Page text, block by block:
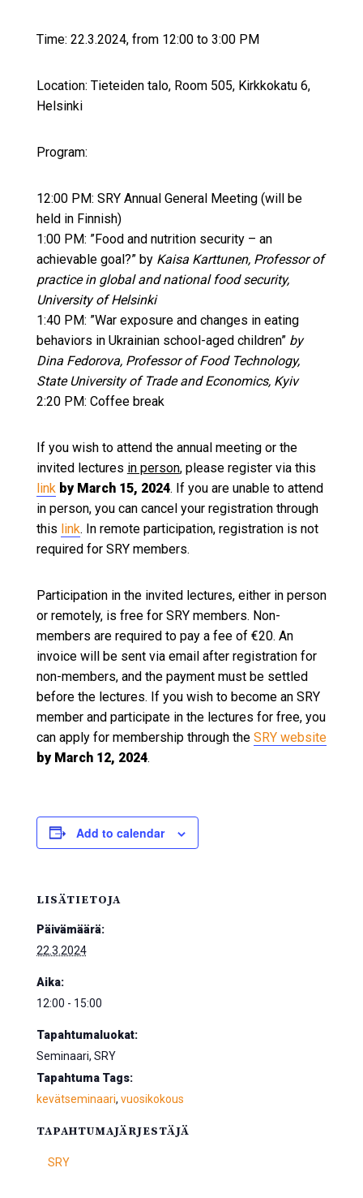
Time: 22.3.2024, from 12:00 to 3:00 PM
Location: Tieteiden talo, Room 505, Kirkkokatu 6,
Helsinki
Program:
12:00 PM: SRY Annual General Meeting (will be
held in Finnish)
1:00 PM: ”Food and nutrition security – an
achievable goal?” by Kaisa Karttunen, Professor of
practice in global and national food security,
University of Helsinki
1:40 PM: ”War exposure and changes in eating
behaviors in Ukrainian school-aged children” by
Dina Fedorova, Professor of Food Technology,
State University of Trade and Economics, Kyiv
2:20 PM: Coffee break
If you wish to attend the annual meeting or the
invited lectures in person, please register via this
link by March 15, 2024. If you are unable to attend
in person, you can cancel your registration through
this link. In remote participation, registration is not
required for SRY members.
Participation in the invited lectures, either in person
or remotely, is free for SRY members. Non-
members are required to pay a fee of €20. An
invoice will be sent via email after registration for
non-members, and the payment must be settled
before the lectures. If you wish to become an SRY
member and participate in the lectures for free, you
can apply for membership through the SRY website
by March 12, 2024.
Add to calendar
LISÄTIETOJA
Päivämäärä:
22.3.2024
Aika:
12:00 - 15:00
Tapahtumaluokat:
Seminaari, SRY
Tapahtuma Tags:
kevätseminaari, vuosikokous
TAPAHTUMAJÄRJESTÄJÄ
SRY